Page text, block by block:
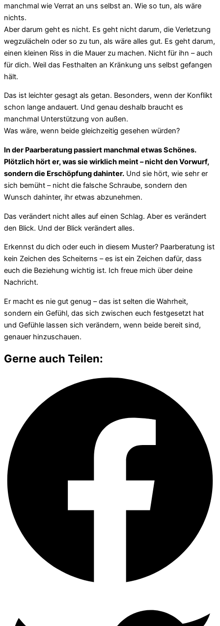
manchmal wie Verrat an uns selbst an. Wie so tun, als wäre
nichts.
Aber darum geht es nicht. Es geht nicht darum, die Verletzung
wegzulächeln oder so zu tun, als wäre alles gut. Es geht darum,
einen kleinen Riss in die Mauer zu machen. Nicht für ihn – auch
für dich. Weil das Festhalten an Kränkung uns selbst gefangen
hält.
Das ist leichter gesagt als getan. Besonders, wenn der Konflikt
schon lange andauert. Und genau deshalb braucht es
manchmal Unterstützung von außen.
Was wäre, wenn beide gleichzeitig gesehen würden?
In der Paarberatung passiert manchmal etwas Schönes.
Plötzlich hört er, was sie wirklich meint – nicht den Vorwurf,
sondern die Erschöpfung dahinter. Und sie hört, wie sehr er
sich bemüht – nicht die falsche Schraube, sondern den
Wunsch dahinter, ihr etwas abzunehmen.
Das verändert nicht alles auf einen Schlag. Aber es verändert
den Blick. Und der Blick verändert alles.
Erkennst du dich oder euch in diesem Muster? Paarberatung ist
kein Zeichen des Scheiterns – es ist ein Zeichen dafür, dass
euch die Beziehung wichtig ist. Ich freue mich über deine
Nachricht.
Er macht es nie gut genug – das ist selten die Wahrheit,
sondern ein Gefühl, das sich zwischen euch festgesetzt hat
und Gefühle lassen sich verändern, wenn beide bereit sind,
genauer hinzuschauen.
Gerne auch Teilen: